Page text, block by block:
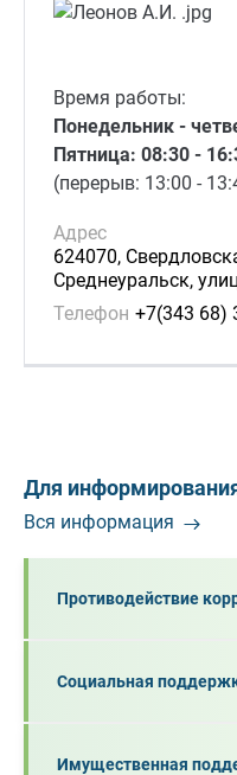
Время работы:
Понедельник -
Пятница: 08:30 -
(перерыв: 13:00 -
Адрес
624070,
Среднеуральск,
Телефон +7(343 68)
Для
Вся информация
Противодействие
Социальная
Имущественная